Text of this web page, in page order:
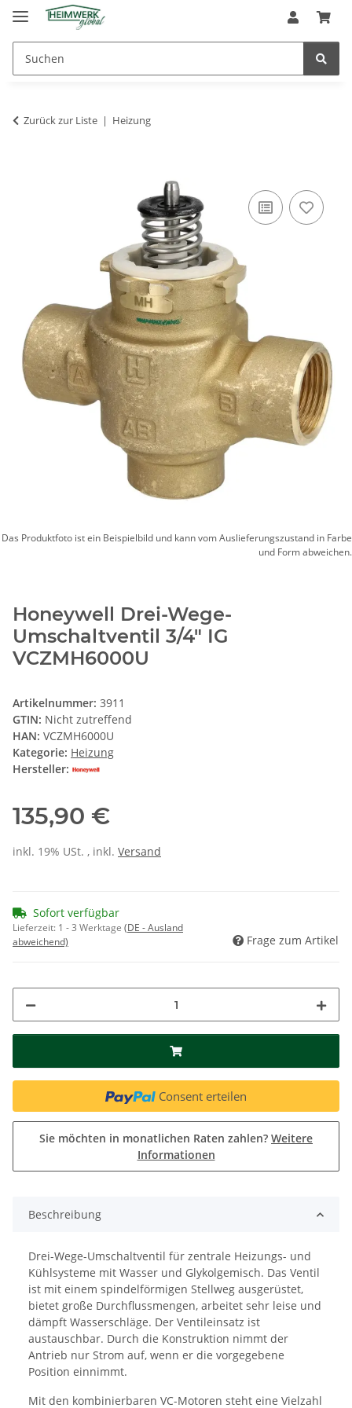
Zurück zur Liste Heizung
Das Produktfoto ist ein Beispielbild und kann vom Auslieferungszustand in Farbe
und Form abweichen.
Honeywell Drei-Wege-
Umschaltventil 3/4" IG
VCZMH6000U
Artikelnummer: 3911
GTIN: Nicht zutreffend
HAN: VCZMH6000U
Kategorie: Heizung
Hersteller:
135,90 €
inkl. 19% USt. , inkl. Versand
Sofort verfügbar
Lieferzeit: 1 - 3 Werktage (DE - Ausland
abweichend)
Frage zum Artikel
Consent erteilen
Sie möchten in monatlichen Raten zahlen? Weitere
Informationen
Beschreibung
Drei-Wege-Umschaltventil für zentrale Heizungs- und
Kühlsysteme mit Wasser und Glykolgemisch. Das Ventil
ist mit einem spindelförmigen Stellweg ausgerüstet,
bietet große Durchflussmengen, arbeitet sehr leise und
dämpft Wasserschläge. Der Ventileinsatz ist
austauschbar. Durch die Konstruktion nimmt der
Antrieb nur Strom auf, wenn er die vorgegebene
Position einnimmt.
Mit den kombinierbaren VC-Motoren steht eine Vielzahl